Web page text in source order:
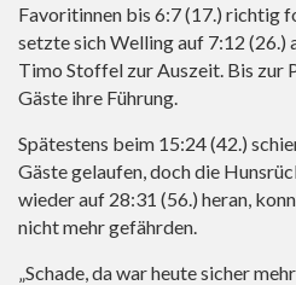
Favoritinnen bis 6:7 (17.) richtig
setzte sich Welling auf 7:12 (26.)
Timo Stoffel zur Auszeit. Bis zur
Gäste ihre Führung.
Spätestens beim 15:24 (42.)
Gäste gelaufen, doch die
wieder auf 28:31 (56.) heran,
nicht mehr gefährden.
„Schade, da war heute sicher